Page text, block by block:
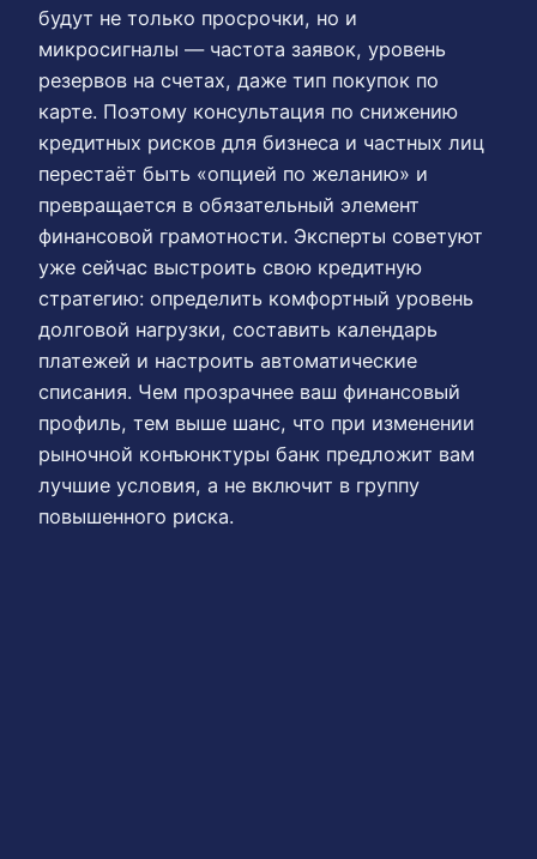
будут не только просрочки, но и
микросигналы — частота заявок, уровень
резервов на счетах, даже тип покупок по
карте. Поэтому консультация по снижению
кредитных рисков для бизнеса и частных лиц
перестаёт быть «опцией по желанию» и
превращается в обязательный элемент
финансовой грамотности. Эксперты советуют
уже сейчас выстроить свою кредитную
стратегию: определить комфортный уровень
долговой нагрузки, составить календарь
платежей и настроить автоматические
списания. Чем прозрачнее ваш финансовый
профиль, тем выше шанс, что при изменении
рыночной конъюнктуры банк предложит вам
лучшие условия, а не включит в группу
повышенного риска.